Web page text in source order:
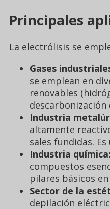
Principales
La electrólisis se
Gases
se emplean en
renovables
Industria
altamente
sales fundidas.
Industria química:
compuestos
pilares básicos
Sector de la
depilación